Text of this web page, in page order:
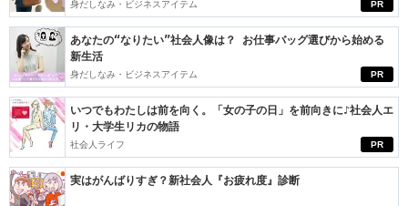
PR
身だしなみ・ビジネスアイテム
PR
あなたの“なりたい”社会人像は？ お仕事バッグ選びから始める
新生活
身だしなみ・ビジネスアイテム
PR
いつでもわたしは前を向く。「女の子の日」を前向きに♪社会人エ
リ・大学生リカの物語
社会人ライフ
実はがんばりすぎ？新社会人『お疲れ度』診断